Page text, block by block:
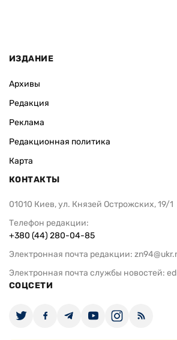
ИЗДАНИЕ
Архивы
Редакция
Реклама
Редакционная политика
Карта
КОНТАКТЫ
01010 Киев, ул. Князей Острожских, 19/1
Телефон редакции:
+380 (44) 280-04-85
Электронная почта редакции:
Электронная почта службы новостей:
СОЦСЕТИ